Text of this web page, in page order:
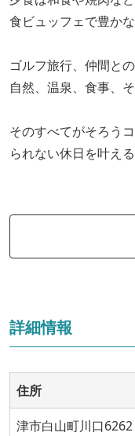
食ビュッフェで豊か
ゴルフ旅行、仲間と
自然、温泉、食事、
そのすべてがそろう
られない休日を叶え
詳細情報
住所
津市白山町川口6262